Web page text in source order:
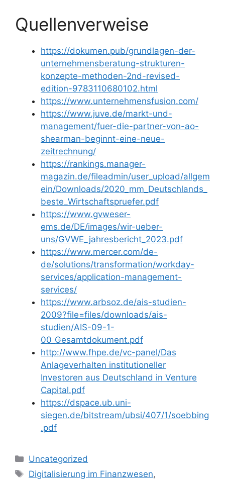
Quellenverweise
https://dokumen.pub/grundlagen-der-
unternehmensberatung-strukturen-
konzepte-methoden-2nd-revised-
edition-9783110680102.html
https://www.unternehmensfusion.com/
https://www.juve.de/markt-und-
management/fuer-die-partner-von-ao-
shearman-beginnt-eine-neue-
zeitrechnung/
https://rankings.manager-
magazin.de/fileadmin/user_upload/allgem
ein/Downloads/2020_mm_Deutschlands_
beste_Wirtschaftspruefer.pdf
https://www.gvweser-
ems.de/DE/images/wir-ueber-
uns/GVWE_jahresbericht_2023.pdf
https://www.mercer.com/de-
de/solutions/transformation/workday-
services/application-management-
services/
https://www.arbsoz.de/ais-studien-
2009?file=files/downloads/ais-
studien/AIS-09-1-
00_Gesamtdokument.pdf
http://www.fhpe.de/vc-panel/Das
Anlageverhalten institutioneller
Investoren aus Deutschland in Venture
Capital.pdf
https://dspace.ub.uni-
siegen.de/bitstream/ubsi/407/1/soebbing
.pdf
Kategorien
Uncategorized
Schlagwörter
Digitalisierung im Finanzwesen,